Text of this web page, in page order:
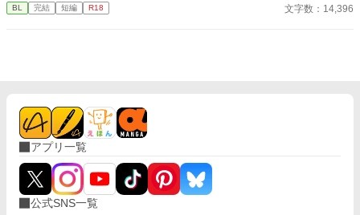
BL 完結 短編 R18 文字数：14,396
アプリ一覧
公式SNS一覧